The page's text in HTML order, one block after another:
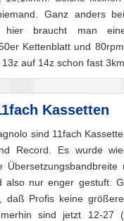
Ganz anders
hier braucht man
Kettenblatt und
auf 14z schon fast
Kassetten
sind 11fach
Record. Es wurde
Übersetzungsbandbreite
also nur enger gestuft.
daß Profis keine
sind jetzt 12-27